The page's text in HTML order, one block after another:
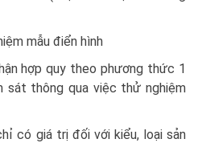
mẫu điển hình
hợp quy theo phương thức 1
sát thông qua việc thử nghiệm
có giá trị đối với kiểu, loại sản